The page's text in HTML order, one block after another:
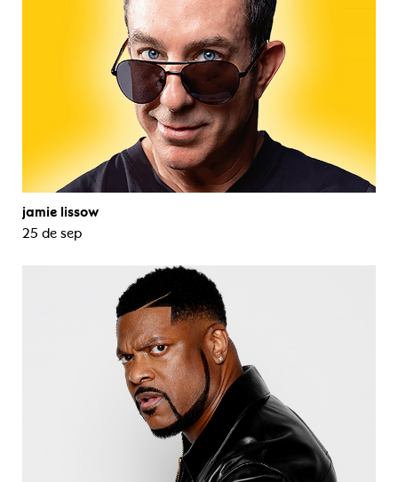
jamie lissow
25 de sep